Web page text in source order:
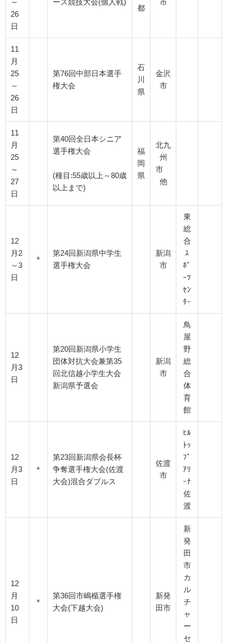
～
26
日
ース競技大会(個人戦)
都
市
11
月
25
～
26
日
第76回中部日本選手
権大会
石
川
県
金沢
市
11
月
25
～
27
日
第40回全日本シニア
選手権大会
(種目:55歳以上～80歳
以上まで)
福
岡
県
北九
州
市
他
12
月2
～3
日
＊
第24回新潟県中学生
選手権大会
新潟
市
東
総
合
ｽ
ﾎﾟ
ｰﾂ
ｾﾝ
ﾀｰ
12
月3
日
第20回新潟県小学生
団体対抗大会兼第35
回北信越小学生大会
新潟県予選会
新潟
市
鳥
屋
野
総
合
体
育
館
12
月3
日
＊
第23回新潟県会長杯
争奪選手権大会(佐渡
大会)混合ダブルス
佐渡
市
ﾋﾙ
ﾄｯ
ﾌﾟ
ｱﾘ
ｰﾅ
佐
渡
12
月
10
日
＊
第36回市嶋楯選手権
大会(下越大会)
新発
田市
新
発
田
市
カ
ル
チ
ャ
ー
セ